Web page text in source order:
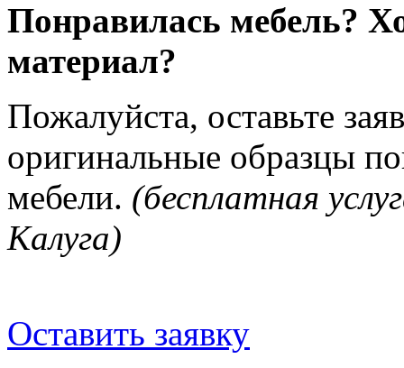
Понравилась мебель?
материал?
Пожалуйста, оставьте
оригинальные образцы
мебели. (бесплатная
Калуга)
Оставить заявку